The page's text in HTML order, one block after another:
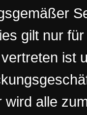
gilt nur
ist
wird alle